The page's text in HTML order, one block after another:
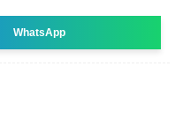
WhatsApp